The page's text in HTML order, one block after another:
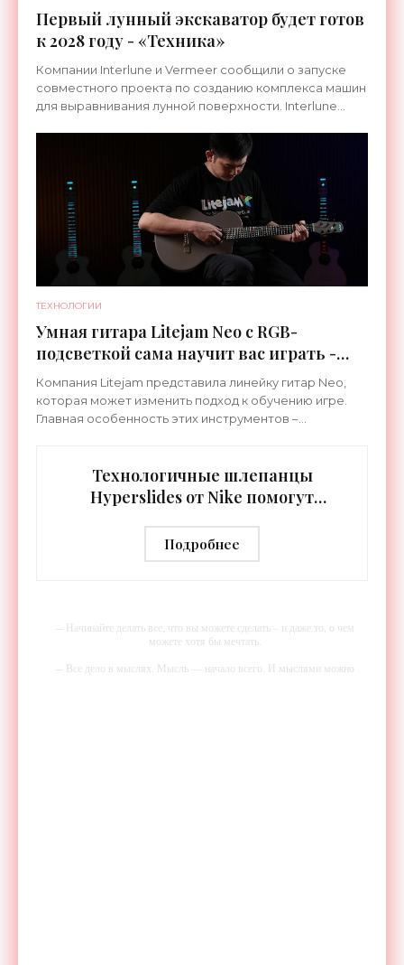
Первый лунный экскаватор будет готов
к 2028 году - «Техника»
Компании Interlune и Vermeer сообщили о запуске
совместного проекта по созданию комплекса машин
для выравнивания лунной поверхности. Interlune
ТЕХНОЛОГИИ
Умная гитара Litejam Neo с RGB-
подсветкой сама научит вас играть -
«Гаджеты»
Компания Litejam представила линейку гитар Neo,
которая может изменить подход к обучению игре.
Главная особенность этих инструментов –
Технологичные шлепанцы
Hyperslides от Nike помогут
тренировки - «Гаджеты»
Подробнее
-- Начинайте делать все, что вы можете сделать – и даже то, о чем
можете хотя бы мечтать.
-- Все дело в мыслях. Мысль — начало всего. И мыслями можно